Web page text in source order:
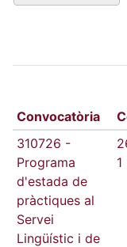
Convocatòria
310726 -
Programa
d'estada de
pràctiques al
Servei
Lingüístic i de
1